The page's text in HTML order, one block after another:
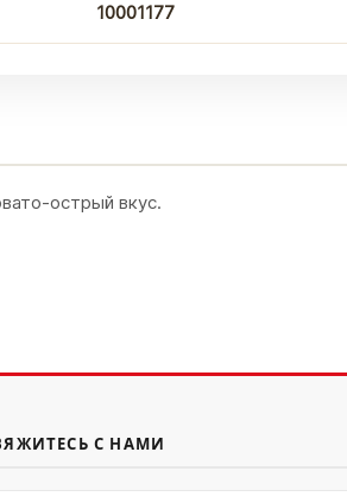
10001177
острый вкус.
С НАМИ